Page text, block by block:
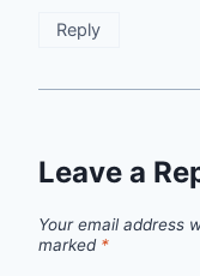
Reply
Leave a
Your email address
marked *